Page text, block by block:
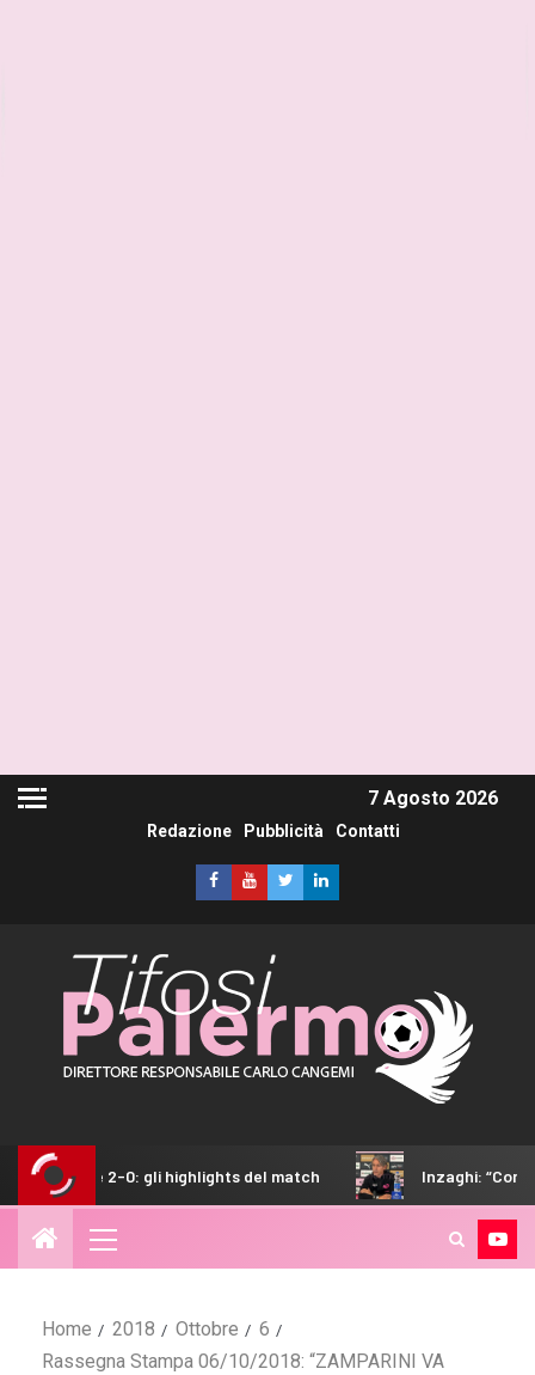
7 Agosto 2026
Redazione Pubblicità Contatti
highlights del match Inzaghi: “Contenti di aver vinto,
Home 2018 Ottobre
6
Rassegna Stampa 06/10/2018: “ZAMPARINI VA